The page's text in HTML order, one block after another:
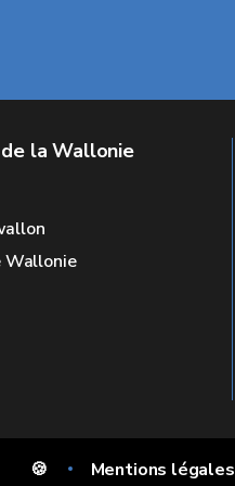
la Wallonie
Wallonie
🍪 Mentions légales